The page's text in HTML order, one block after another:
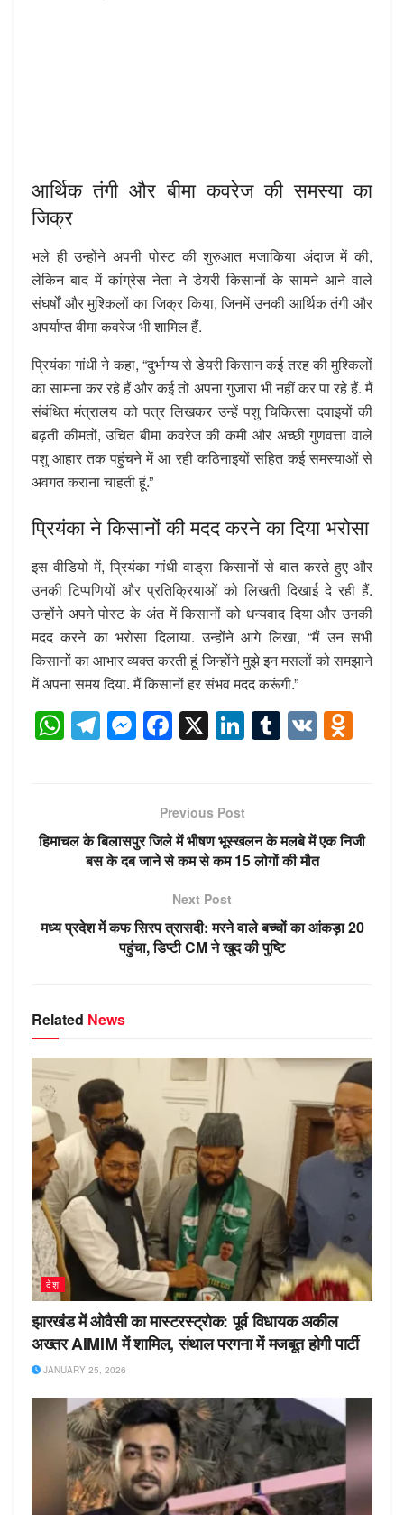
आर्थिक तंगी और बीमा कवरेज की समस्या का
जिक्र
भले ही उन्होंने अपनी पोस्ट की शुरुआत मजाकिया अंदाज में की,
लेकिन बाद में कांग्रेस नेता ने डेयरी किसानों के सामने आने वाले
संघर्षों और मुश्किलों का जिक्र किया, जिनमें उनकी आर्थिक तंगी और
अपर्याप्त बीमा कवरेज भी शामिल हैं.
प्रियंका गांधी ने कहा, “दुर्भाग्य से डेयरी किसान कई तरह की मुश्किलों
का सामना कर रहे हैं और कई तो अपना गुजारा भी नहीं कर पा रहे हैं. मैं
संबंधित मंत्रालय को पत्र लिखकर उन्हें पशु चिकित्सा दवाइयों की
बढ़ती कीमतों, उचित बीमा कवरेज की कमी और अच्छी गुणवत्ता वाले
पशु आहार तक पहुंचने में आ रही कठिनाइयों सहित कई समस्याओं से
अवगत कराना चाहती हूं.”
प्रियंका ने किसानों की मदद करने का दिया भरोसा
इस वीडियो में, प्रियंका गांधी वाड्रा किसानों से बात करते हुए और
उनकी टिप्पणियों और प्रतिक्रियाओं को लिखती दिखाई दे रही हैं.
उन्होंने अपने पोस्ट के अंत में किसानों को धन्यवाद दिया और उनकी
मदद करने का भरोसा दिलाया. उन्होंने आगे लिखा, “मैं उन सभी
किसानों का आभार व्यक्त करती हूं जिन्होंने मुझे इन मसलों को समझाने
में अपना समय दिया. मैं किसानों हर संभव मदद करूंगी.”
W
h
A
T
el
a
m
M
e
n
g
F
a
e
b
o
o
k
X Li
n
dI
n
T
u
r
V
K
kl
ni
Previous Post
हिमाचल के बिलासपुर जिले में भीषण भूस्खलन के मलबे में एक निजी
बस के दब जाने से कम से कम 15 लोगों की मौत
Next Post
मध्य प्रदेश में कफ सिरप त्रासदी: मरने वाले बच्चों का आंकड़ा 20
पहुंचा, डिप्टी CM ने खुद की पुष्टि
Related News
देश
झारखंड में ओवैसी का मास्टरस्ट्रोक: पूर्व विधायक अकील
अख्तर AIMIM में शामिल, संथाल परगना में मजबूत होगी पार्टी
JANUARY 25, 2026